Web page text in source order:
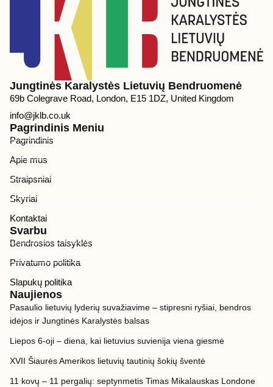
Jungtinės Karalystės Lietuvių Bendruomenė
69b Colegrave Road, London, E15 1DZ, United Kingdom
info@jklb.co.uk
Pagrindinis Meniu
Pagrindinis
Apie mus
Straipsniai
Skyriai
Kontaktai
Svarbu
Bendrosios taisyklės
Privatumo politika
Slapukų politika
Naujienos
Pasaulio lietuvių lyderių suvažiavime – stipresni ryšiai, bendros
idėjos ir Jungtinės Karalystės balsas
Liepos 6-oji – diena, kai lietuvius suvienija viena giesmė
XVII Šiaurės Amerikos lietuvių tautinių šokių šventė
11 kovų – 11 pergalių: septynmetis Timas Mikalauskas Londone